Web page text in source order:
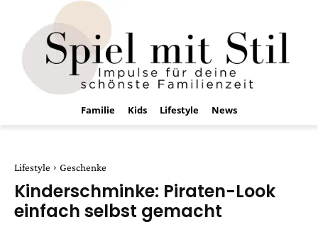
Familie Kids Lifestyle News
Lifestyle Geschenke
Kinderschminke: Piraten-Look
einfach selbst gemacht